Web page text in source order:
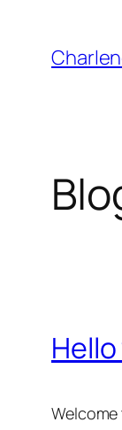
contenu